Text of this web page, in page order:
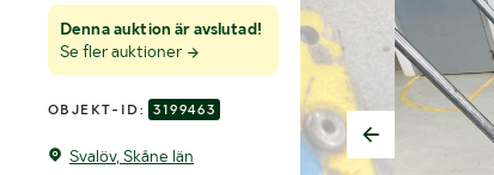
Denna auktion är avslutad!
Se fler auktioner
OBJEKT-ID: 3199463
Svalöv, Skåne län